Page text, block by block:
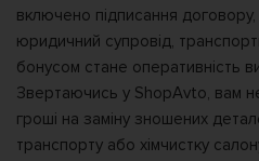
включено підписання договору,
юридичний супровід,
бонусом стане оперативність
Звертаючись у ShopAvto, вам
гроші на заміну зношених
транспорту або хімчистку